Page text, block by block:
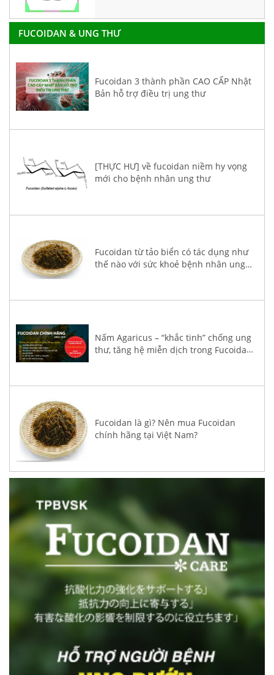
FUCOIDAN & UNG THƯ
Fucoidan 3 thành phần CAO CẤP Nhật
Bản hỗ trợ điều trị ung thư
[THỰC HƯ] về fucoidan niềm hy vọng
mới cho bệnh nhân ung thư
Fucoidan từ tảo biển có tác dụng như
thế nào với sức khoẻ bệnh nhân ung
Nấm Agaricus – “khắc tinh” chống ung
thư, tăng hệ miễn dịch trong Fucoidan
Fucoidan là gì? Nên mua Fucoidan
chính hãng tại Việt Nam?